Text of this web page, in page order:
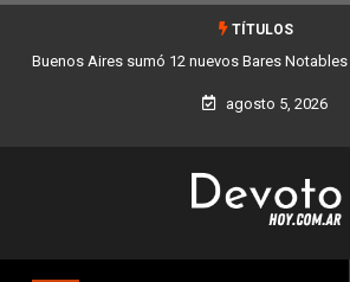
TÍTULOS
Los stands móviles de la Ciudad llegan
agosto 5, 2026